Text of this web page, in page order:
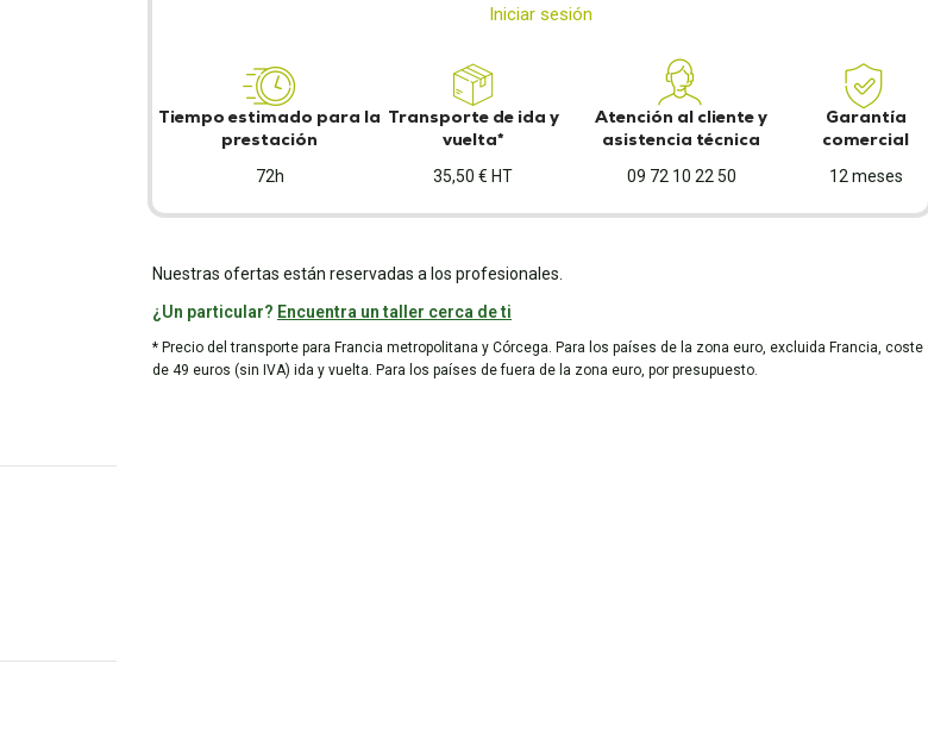
Iniciar sesión
Tiempo estimado para la
prestación
72h
Transporte de ida y
vuelta*
35,50 € HT
Atención al cliente y
asistencia técnica
09 72 10 22 50
Garantía
comercial
12 meses
Nuestras ofertas están reservadas a los profesionales.
¿Un particular? Encuentra un taller cerca de ti
* Precio del transporte para Francia metropolitana y Córcega. Para los países de la zona euro, excluida Francia, coste
de 49 euros (sin IVA) ida y vuelta. Para los países de fuera de la zona euro, por presupuesto.